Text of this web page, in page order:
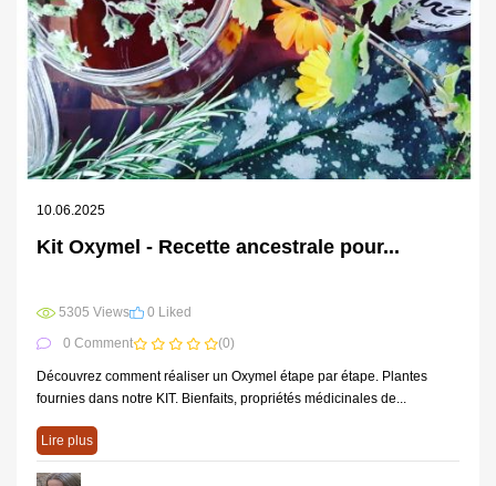
10.06.2025
Kit Oxymel - Recette ancestrale pour...
5305 Views
0 Liked
0 Comment
(0)
Découvrez comment réaliser un Oxymel étape par étape. Plantes
fournies dans notre KIT. Bienfaits, propriétés médicinales de...
Lire plus